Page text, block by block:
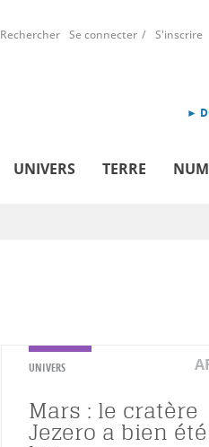
Rechercher Se connecter S'inscrire
►
UNIVERS TERRE
UNIVERS
Mars : le cratère
Jezero a bien